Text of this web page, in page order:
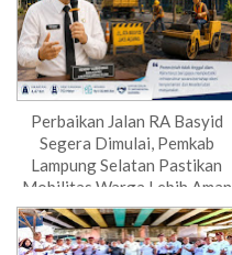
Perbaikan Jalan RA Basyid
Segera Dimulai, Pemkab
Lampung Selatan Pastikan
Mobilitas Warga Lebih Aman
dan Nyaman